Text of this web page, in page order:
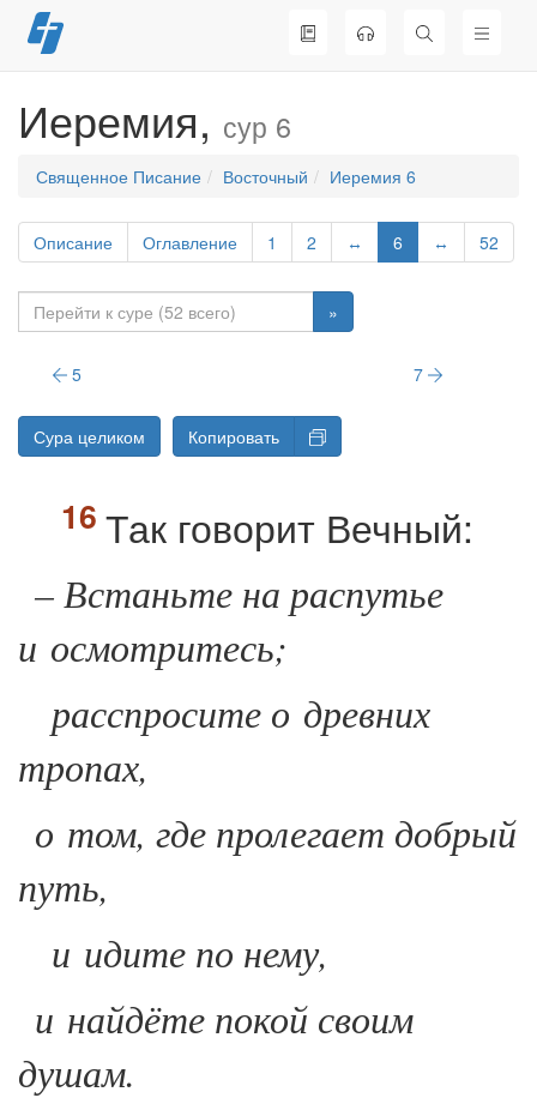
Перейти
к
Иеремия, сур 6
Священное Писание Восточный Иеремия 6
Описание Оглавление 1 2 ↔ 6 ↔ 52
»
5 7
Сура целиком Копировать
Так говорит Вечный:
– Встаньте на распутье
и осмотритесь;
расспросите о древних
тропах,
о том, где пролегает добрый
путь,
и идите по нему,
и найдёте покой своим
душам.